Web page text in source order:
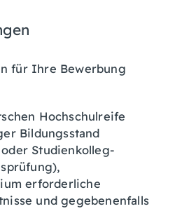
für Ihre Bewerbung
Hochschulreife
Bildungsstand
Studienkolleg-
erforderliche
und gegebenenfalls